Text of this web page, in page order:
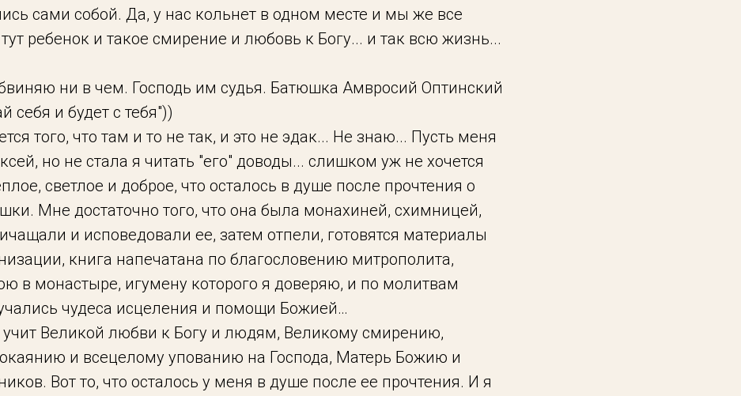
сами собой. Да, у нас кольнет в одном месте и мы же все
ребенок и такое смирение и любовь к Богу... и так всю жизнь...
ни в чем. Господь им судья. Батюшка Амвросий Оптинский
себя и будет с тебя"))
того, что там и то не так, и это не эдак... Не знаю... Пусть меня
но не стала я читать "его" доводы... слишком уж не хочется
светлое и доброе, что осталось в душе после прочтения о
Мне достаточно того, что она была монахиней, схимницей,
и исповедовали ее, затем отпели, готовятся материалы
книга напечатана по благословению митрополита,
в монастыре, игумену которого я доверяю, и по молитвам
чудеса исцеления и помощи Божией…
учит Великой любви к Богу и людям, Великому смирению,
и всецелому упованию на Господа, Матерь Божию и
Вот то, что осталось у меня в душе после ее прочтения. И я